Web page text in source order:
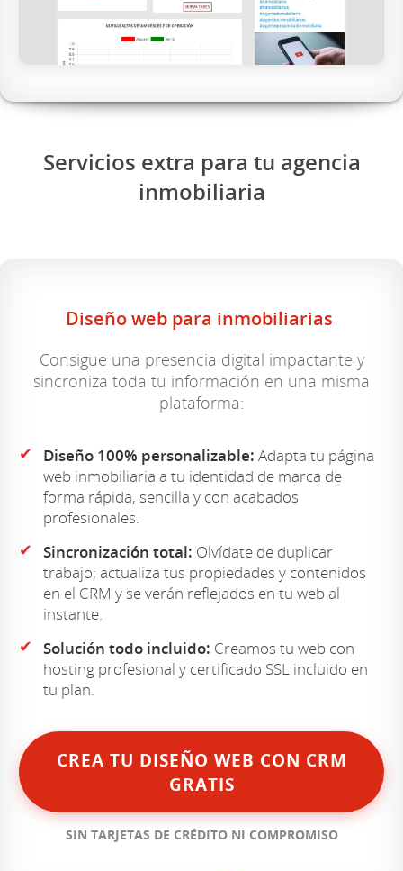
Servicios extra para tu agencia
inmobiliaria
Diseño web para inmobiliarias
Consigue una presencia digital impactante y
sincroniza toda tu información en una misma
plataforma:
✔ Diseño 100% personalizable: Adapta tu página
web inmobiliaria a tu identidad de marca de
forma rápida, sencilla y con acabados
profesionales.
✔ Sincronización total: Olvídate de duplicar
trabajo; actualiza tus propiedades y contenidos
en el CRM y se verán reflejados en tu web al
instante.
✔ Solución todo incluido: Creamos tu web con
hosting profesional y certificado SSL incluido en
tu plan.
CREA TU DISEÑO WEB CON CRM
GRATIS
SIN TARJETAS DE CRÉDITO NI COMPROMISO